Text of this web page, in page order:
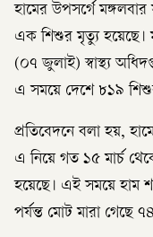
হামের উপসর্গে
এক শিশুর মৃত্যু হয়েছে।
(০৭ জুলাই) স্বাস্থ্য
এ সময়ে দেশে ৮১৯
প্রতিবেদনে বলা হয়,
এ নিয়ে গত ১৫ মার্চ
হয়েছে। এই সময়ে হাম
পর্যন্ত মোট মারা গেছে